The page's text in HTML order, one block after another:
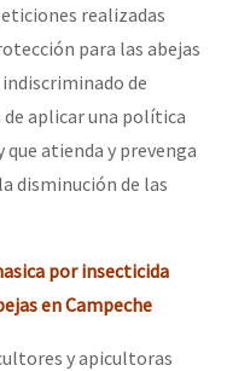
realizadas
para las abejas
de
aplicar una política
atienda y prevenga
disminución de las
por insecticida
en Campeche
y apicultoras